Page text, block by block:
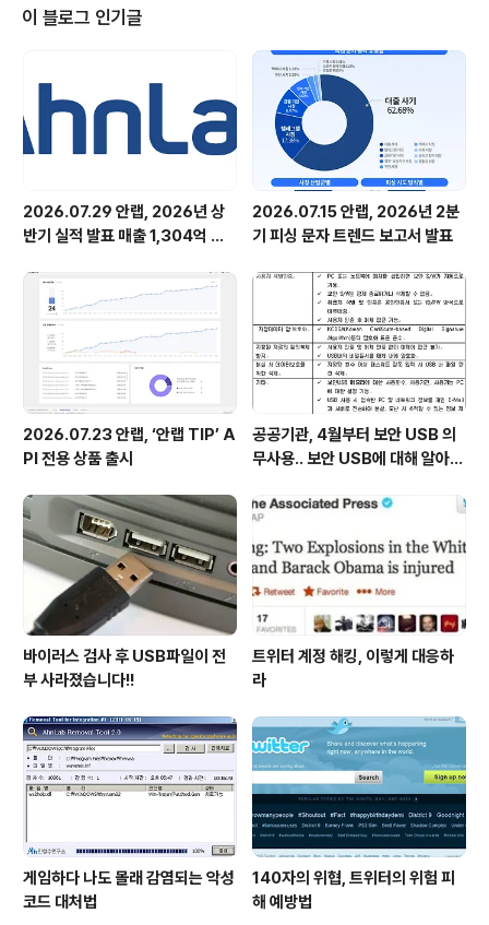
다"고 밝혔다. [보충자료] ■ 연결재무제표 기준 2020, 2019년 3분기 실적 비
교 [단위: 백만원] 구분 2020년 3분기 2019년 ..
이 블로그 인기글
2026.07.29 안랩, 2026년 상
반기 실적 발표 매출 1,304억 원,
2026.07.15 안랩, 2026년 2분
기 피싱 문자 트렌드 보고서 발표
2026.07.23 안랩, ‘안랩 TIP’ A
PI 전용 상품 출시
공공기관, 4월부터 보안 USB 의
무사용.. 보안 USB에 대해 알아봅
바이러스 검사 후 USB파일이 전
부 사라졌습니다!!
트위터 계정 해킹, 이렇게 대응하
라
게임하다 나도 몰래 감염되는 악성
코드 대처법
140자의 위협, 트위터의 위험 피
해 예방법